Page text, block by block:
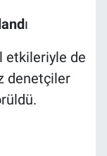
ı
etkileriyle de
denetçiler